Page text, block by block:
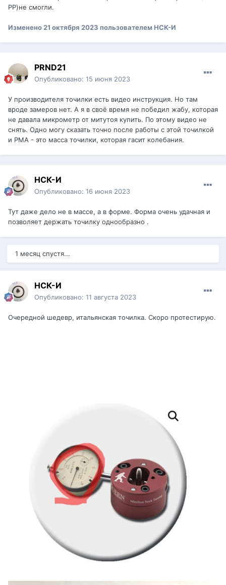
РР)не смогли.
Изменено21 октября 2023 пользователем НСК-И
PRND21
Опубликовано: 15 июня 2023
У производителя точилки есть видео инструкция. Но там
вроде замеров нет. А я в своё время не победил жабу, которая
не давала микрометр от митутоя купить. По этому видео не
снять. Одно могу сказать точно после работы с этой точилкой
и PMA - это масса точилки, которая гасит колебания.
НСК-И
Опубликовано: 16 июня 2023
Тут даже дело не в массе, а в форме. Форма очень удачная и
позволяет держать точилку однообразно .
1 месяц спустя...
НСК-И
Опубликовано: 11 августа 2023
Очередной шедевр, итальянская точилка. Скоро протестирую.